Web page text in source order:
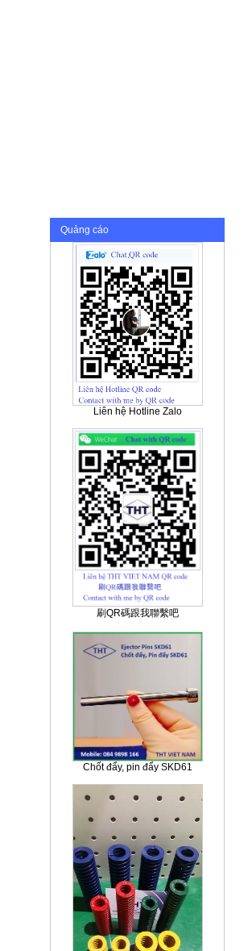
Quảng cáo
Liên hệ Hotline Zalo
刷QR碼跟我聯繫吧
Chốt đẩy, pin đẩy SKD61